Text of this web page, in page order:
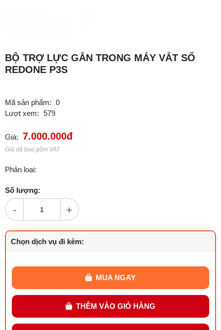
BỘ TRỢ LỰC GẮN TRONG MÁY VẮT SỔ
REDONE P3S
Mã sản phẩm: 0
Lượt xem: 579
Giá: 7.000.000đ
Giá đã bao gồm VAT
Phân loại:
Số lượng:
- +
Chọn dịch vụ đi kèm:
MUA NGAY
THÊM VÀO GIỎ HÀNG